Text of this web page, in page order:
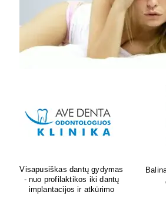
Sėdėk geriau. Jauskis geriau